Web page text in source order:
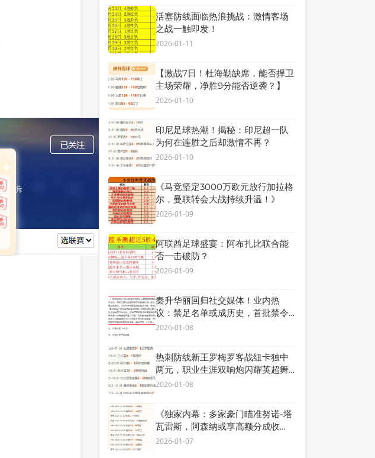
活塞防线面临热浪挑战：激情客场
之战一触即发！
2026-01-11
【激战7日！杜海勒缺席，能否捍卫
主场荣耀，净胜9分能否逆袭？】
2026-01-10
印尼足球热潮！揭秘：印尼超一队
为何在连胜之后却激情不再？
2026-01-10
《马竞坚定3000万欧元放行加拉格
尔，曼联转会大战持续升温！》
2026-01-09
阿联酋足球盛宴：阿布扎比联合能
否一击破防？
2026-01-09
秦升华丽回归社交媒体！业内热
议：禁足名单或成历史，首批禁令
者欲发声解禁？
2026-01-08
热刺防线新王罗梅罗客战纽卡独中
两元，职业生涯双响炮闪耀英超舞
台！
2026-01-08
《独家内幕：多家豪门瞄准努诺-塔
瓦雷斯，阿森纳或享高额分成收
益》
2026-01-07